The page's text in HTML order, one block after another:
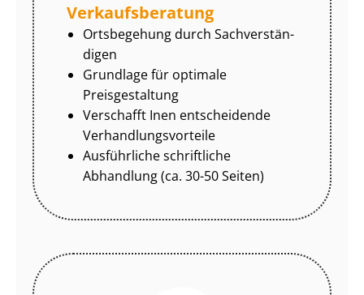
Ver­kaufs­be­ra­tung
Ortsbegehung durch Sach­ver­stän­
di­gen
Grundlage für optimale
Preisgestaltung
Verschafft Inen entscheidende
Ver­hand­lungs­vor­tei­le
Ausführliche schriftliche
Abhandlung (ca. 30-50 Seiten)